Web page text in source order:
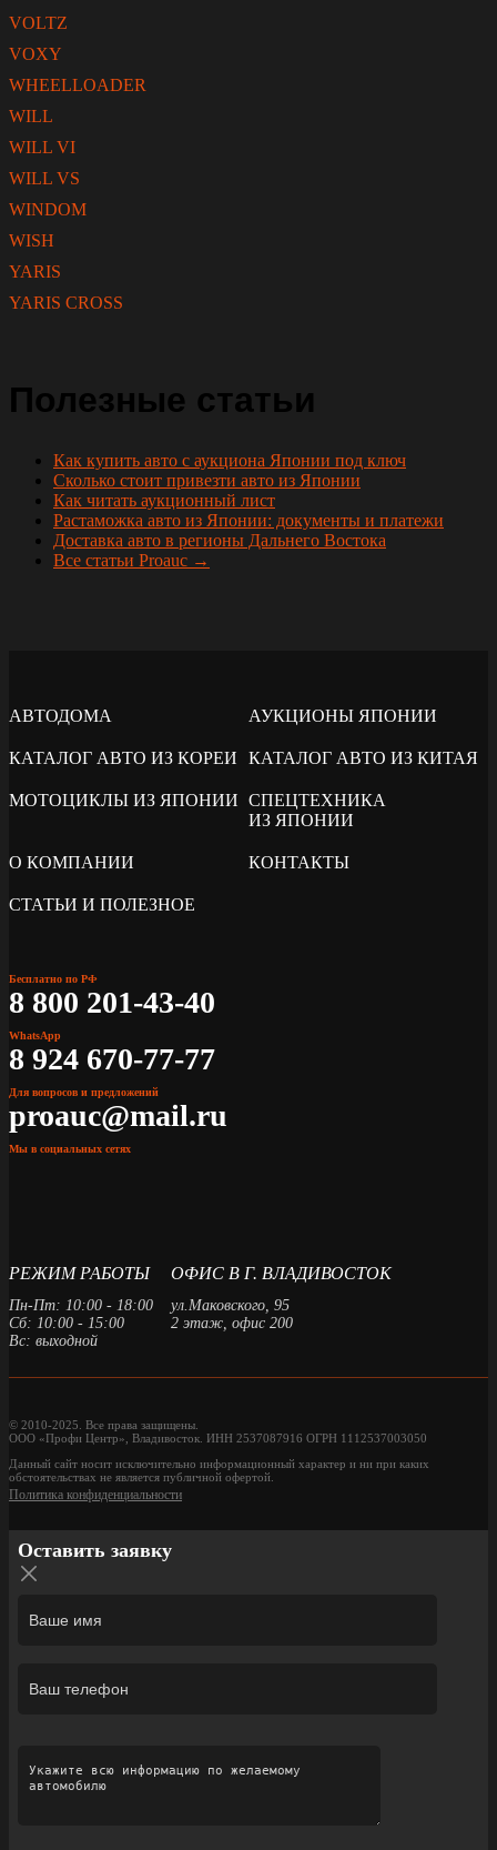
VOLTZ
VOXY
WHEELLOADER
WILL
WILL VI
WILL VS
WINDOM
WISH
YARIS
YARIS CROSS
Полезные статьи
Как купить авто с аукциона Японии под ключ
Сколько стоит привезти авто из Японии
Как читать аукционный лист
Растаможка авто из Японии: документы и платежи
Доставка авто в регионы Дальнего Востока
Все статьи Proauc →
АВТОДОМА АУКЦИОНЫ ЯПОНИИ
КАТАЛОГ АВТО ИЗ КОРЕИ КАТАЛОГ АВТО ИЗ КИТАЯ
МОТОЦИКЛЫ ИЗ ЯПОНИИ СПЕЦТЕХНИКА
ИЗ ЯПОНИИ
О КОМПАНИИ КОНТАКТЫ
СТАТЬИ И ПОЛЕЗНОЕ
Бесплатно по РФ
8 800 201-43-40
WhatsApp
8 924 670-77-77
Для вопросов и предложений
proauc@mail.ru
Мы в социальных сетях
РЕЖИМ РАБОТЫ
Пн-Пт: 10:00 - 18:00
Сб: 10:00 - 15:00
Вс: выходной
ОФИС В Г. ВЛАДИВОСТОК
ул.Маковского, 95
2 этаж, офис 200
© 2010-2025. Все права защищены.
ООО «Профи Центр», Владивосток. ИНН 2537087916 ОГРН 1112537003050
Данный сайт носит исключительно информационный характер и ни при каких
обстоятельствах не является публичной офертой.
Политика конфиденциальности
Оставить заявку